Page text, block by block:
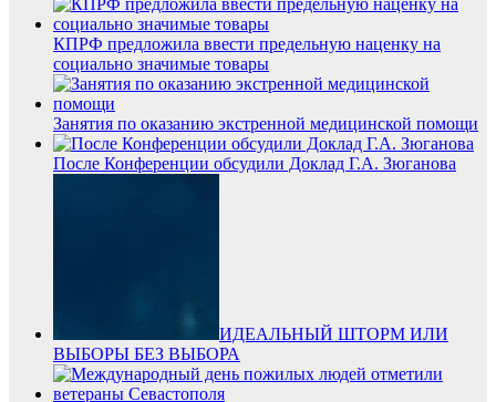
КПРФ предложила ввести предельную наценку на
социально значимые товары
Занятия по оказанию экстренной медицинской помощи
После Конференции обсудили Доклад Г.А. Зюганова
ИДЕАЛЬНЫЙ ШТОРМ ИЛИ
ВЫБОРЫ БЕЗ ВЫБОРА